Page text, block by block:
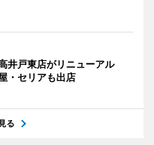
井戸東店がリニューアル
・セリアも出店
る